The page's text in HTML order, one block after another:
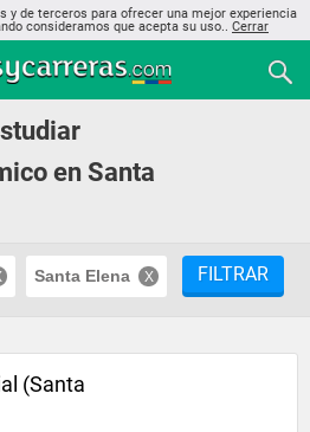
y de terceros para ofrecer una mejor experiencia
consideramos que acepta su uso.. Cerrar
en Santa
Santa Elena FILTRAR
(Santa